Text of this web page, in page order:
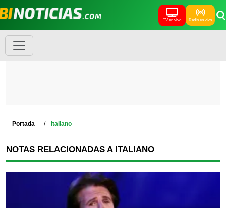
TV en vivo Radio en vivo
Portada italiano
NOTAS RELACIONADAS A ITALIANO